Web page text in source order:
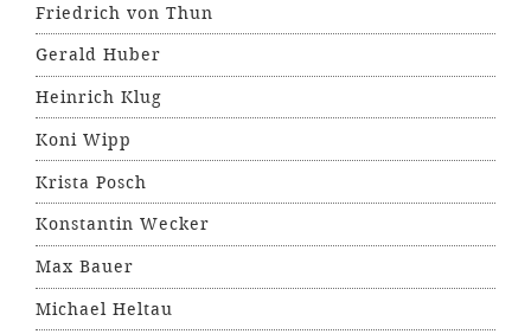
Friedrich von Thun
Gerald Huber
Heinrich Klug
Koni Wipp
Krista Posch
Konstantin Wecker
Max Bauer
Michael Heltau